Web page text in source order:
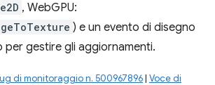
, WebGPU:
) e un evento di disegno
per gestire gli aggiornamenti.
di monitoraggio n. 500967896| Voce di